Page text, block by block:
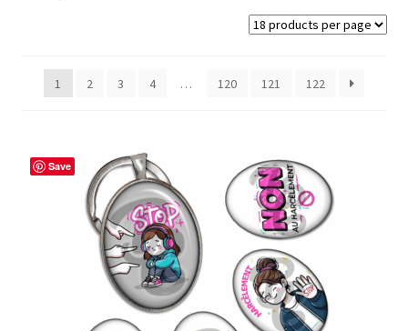
Boutique
Conditions Générales de Vente
Wishlist
plus
1 2 3 4 … 120 121 122
Save